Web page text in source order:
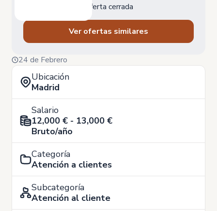
Oferta cerrada
Ver ofertas similares
24 de Febrero
Ubicación
Madrid
Salario
12,000 € - 13,000 €
Bruto/año
Categoría
Atención a clientes
Subcategoría
Atención al cliente